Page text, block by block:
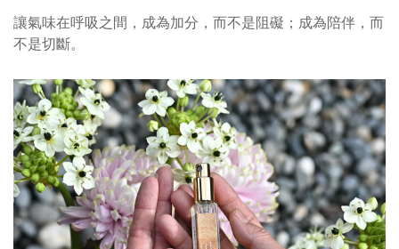
讓氣味在呼吸之間，成為加分，而不是阻礙；成為陪伴，而
不是切斷。